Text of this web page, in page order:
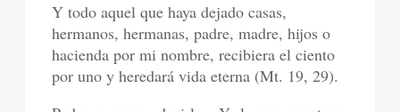
Y todo aquel que haya dejado casas,
hermanos, hermanas, padre, madre, hijos o
hacienda por mi nombre, recibiera el ciento
por uno y heredará vida eterna (Mt. 19, 29).